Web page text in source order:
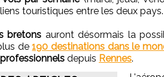
touristiques entre les deux pays.
bretons auront désormais la
de190 destinations dans le
depuis Rennes.